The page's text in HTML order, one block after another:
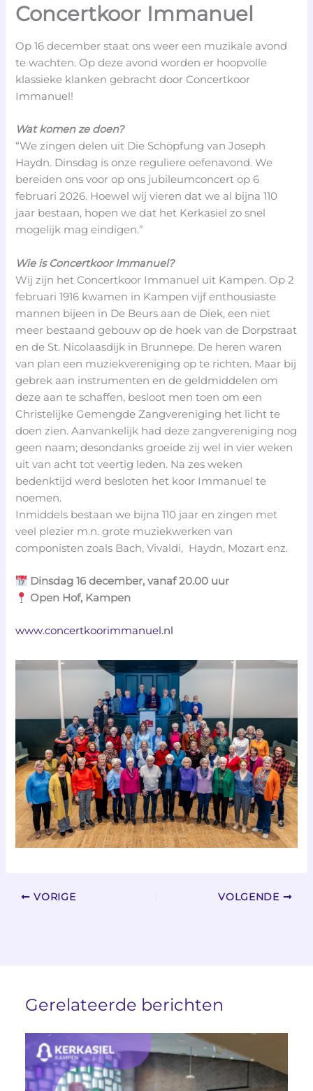
Concertkoor Immanuel
Op 16 december staat ons weer een muzikale avond
te wachten. Op deze avond worden er hoopvolle
klassieke klanken gebracht door Concertkoor
Immanuel!
Wat komen ze doen?
“We zingen delen uit Die Schöpfung van Joseph
Haydn. Dinsdag is onze reguliere oefenavond. We
bereiden ons voor op ons jubileumconcert op 6
februari 2026. Hoewel wij vieren dat we al bijna 110
jaar bestaan, hopen we dat het Kerkasiel zo snel
mogelijk mag eindigen.”
Wie is Concertkoor Immanuel?
Wij zijn het Concertkoor Immanuel uit Kampen. Op 2
februari 1916 kwamen in Kampen vijf enthousiaste
mannen bijeen in De Beurs aan de Diek, een niet
meer bestaand gebouw op de hoek van de Dorpstraat
en de St. Nicolaasdijk in Brunnepe. De heren waren
van plan een muziekvereniging op te richten. Maar bij
gebrek aan instrumenten en de geldmiddelen om
deze aan te schaffen, besloot men toen om een
Christelijke Gemengde Zangvereniging het licht te
doen zien. Aanvankelijk had deze zangvereniging nog
geen naam; desondanks groeide zij wel in vier weken
uit van acht tot veertig leden. Na zes weken
bedenktijd werd besloten het koor Immanuel te
noemen.
Inmiddels bestaan we bijna 110 jaar en zingen met
veel plezier m.n. grote muziekwerken van
componisten zoals Bach, Vivaldi, Haydn, Mozart enz.
Dinsdag 16 december, vanaf 20.00 uur
Open Hof, Kampen
www.concertkoorimmanuel.nl
VORIGE VOLGENDE
Gerelateerde berichten